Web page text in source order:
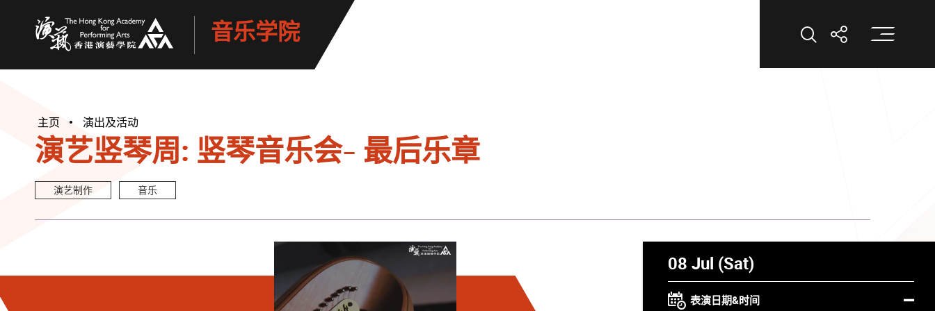
音乐学院 打开搜索打开分享打
主页 演出及活动
演艺竖琴周: 竖琴音乐会- 最后乐章
演艺制作 音乐
08 Jul (Sat)
表演日期&时间